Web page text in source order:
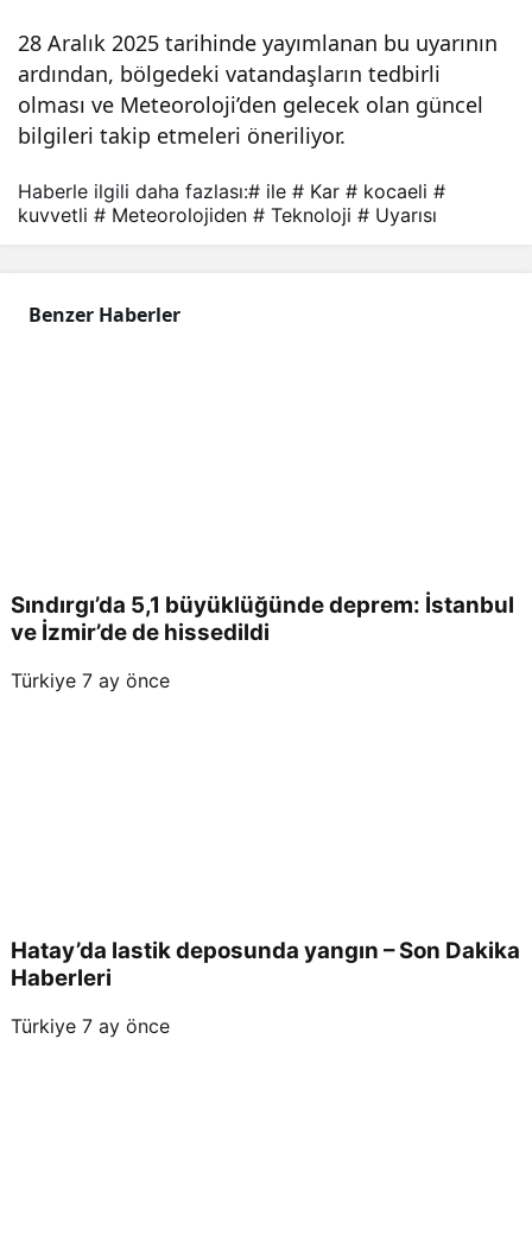
28 Aralık 2025 tarihinde yayımlanan bu uyarının
ardından, bölgedeki vatandaşların tedbirli
olması ve Meteoroloji’den gelecek olan güncel
bilgileri takip etmeleri öneriliyor.
Haberle ilgili daha fazlası:# ile # Kar # kocaeli #
kuvvetli # Meteorolojiden # Teknoloji # Uyarısı
Benzer Haberler
Sındırgı’da 5,1 büyüklüğünde deprem: İstanbul
ve İzmir’de de hissedildi
Türkiye 7 ay önce
Hatay’da lastik deposunda yangın – Son Dakika
Haberleri
Türkiye 7 ay önce